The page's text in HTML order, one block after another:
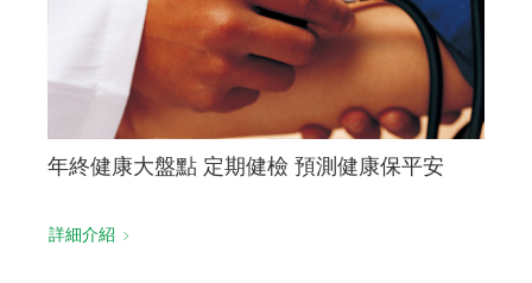
年終健康大盤點 定期健檢 預測健康保平安
詳細介紹